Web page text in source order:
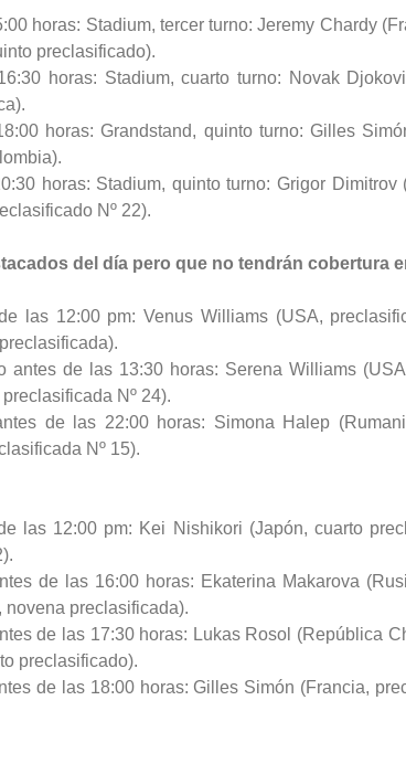
horas: Stadium, tercer turno: Jeremy Chardy
preclasificado).
horas: Stadium, cuarto turno: Novak
horas: Grandstand, quinto turno: Gilles
horas: Stadium, quinto turno: Grigor Dimitrov
Nº 22).
del día pero que no tendrán cobertura
las 12:00 pm: Venus Williams (USA,
antes de las 13:30 horas: Serena Williams
Nº 24).
de las 22:00 horas: Simona Halep
Nº 15).
las 12:00 pm: Kei Nishikori (Japón, cuarto
de las 16:00 horas: Ekaterina Makarova
novena preclasificada).
de las 17:30 horas: Lukas Rosol (República
preclasificado).
de las 18:00 horas: Gilles Simón (Francia,